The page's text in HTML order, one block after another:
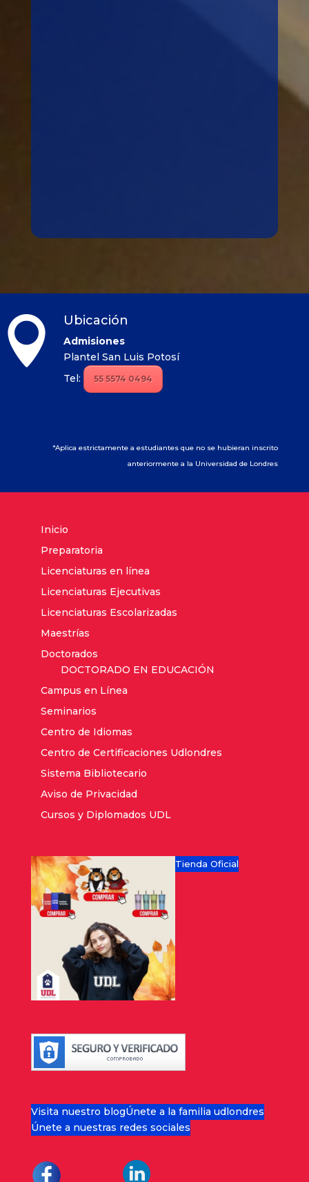
 Ubicación
Admisiones
Plantel San Luis Potosí
Tel:
55 5574 0494
*Aplica estrictamente a estudiantes que no se hubieran inscrito
anteriormente a la Universidad de Londres
Inicio
Preparatoria
Licenciaturas en línea
Licenciaturas Ejecutivas
Licenciaturas Escolarizadas
Maestrías
Doctorados
DOCTORADO EN EDUCACIÓN
Campus en Línea
Seminarios
Centro de Idiomas
Centro de Certificaciones Udlondres
Sistema Bibliotecario
Aviso de Privacidad
Cursos y Diplomados UDL
Tienda Oficial
Visita nuestro blogÚnete a la familia udlondres
Únete a nuestras redes sociales